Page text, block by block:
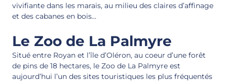
vivifiante dans les marais, au milieu des claires d’affinage
et des cabanes en bois…
Le Zoo de La Palmyre
Situé entre Royan et l’île d’Oléron, au coeur d’une forêt
de pins de 18 hectares, le Zoo de La Palmyre est
aujourd’hui l’un des sites touristiques les plus fréquentés